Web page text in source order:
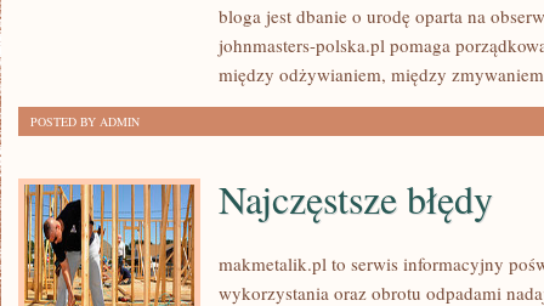
bloga jest dbanie o urodę oparta na
johnmasters-polska.pl pomaga
między odżywianiem, między
POSTED BY ADMIN
Najczęstsze błędy
makmetalik.pl to serwis informacyjny
wykorzystania oraz obrotu odpadami